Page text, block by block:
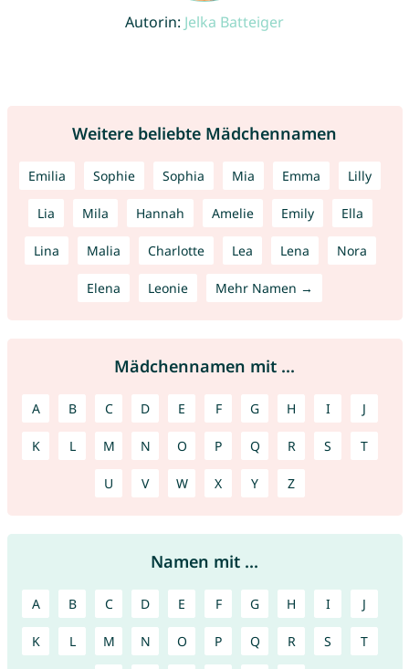
Autorin: Jelka Batteiger
Weitere beliebte Mädchennamen
Emilia Sophie Sophia Mia Emma Lilly
Lia Mila Hannah Amelie Emily Ella
Lina Malia Charlotte Lea Lena Nora
Elena Leonie Mehr Namen →
Mädchennamen mit ...
A B C D E F G H I J
K L M N O P Q R S T
U V W X Y Z
Namen mit ...
A B C D E F G H I J
K L M N O P Q R S T